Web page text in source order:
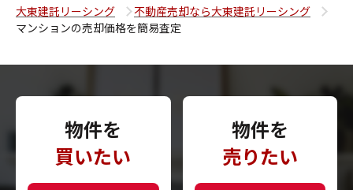
大東建託リーシング
不動産売却なら大東建託リーシング
マンションの売却価格を簡易査定
物件を
買いたい
物件を
売りたい